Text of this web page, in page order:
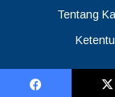
Tentang